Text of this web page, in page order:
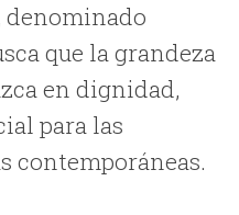
denominado
que la grandeza
en dignidad,
para las
contemporáneas.